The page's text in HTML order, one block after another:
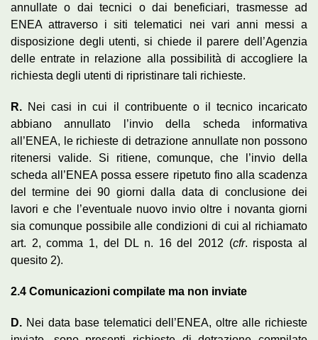
annullate o dai tecnici o dai beneficiari, trasmesse ad
ENEA attraverso i siti telematici nei vari anni messi a
disposizione degli utenti, si chiede il parere dell’Agenzia
delle entrate in relazione alla possibilità di accogliere la
richiesta degli utenti di ripristinare tali richieste.
R. Nei casi in cui il contribuente o il tecnico incaricato
abbiano annullato l’invio della scheda informativa
all’ENEA, le richieste di detrazione annullate non possono
ritenersi valide. Si ritiene, comunque, che l’invio della
scheda all’ENEA possa essere ripetuto fino alla scadenza
del termine dei 90 giorni dalla data di conclusione dei
lavori e che l’eventuale nuovo invio oltre i novanta giorni
sia comunque possibile alle condizioni di cui al richiamato
art. 2, comma 1, del DL n. 16 del 2012 (cfr. risposta al
quesito 2).
2.4 Comunicazioni compilate ma non inviate
D. Nei data base telematici dell’ENEA, oltre alle richieste